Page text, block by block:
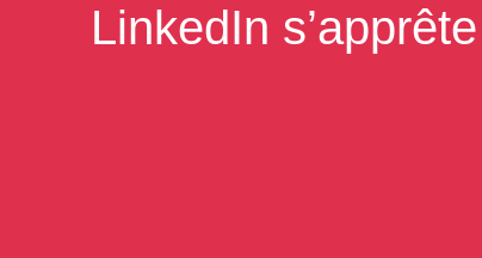
LinkedIn